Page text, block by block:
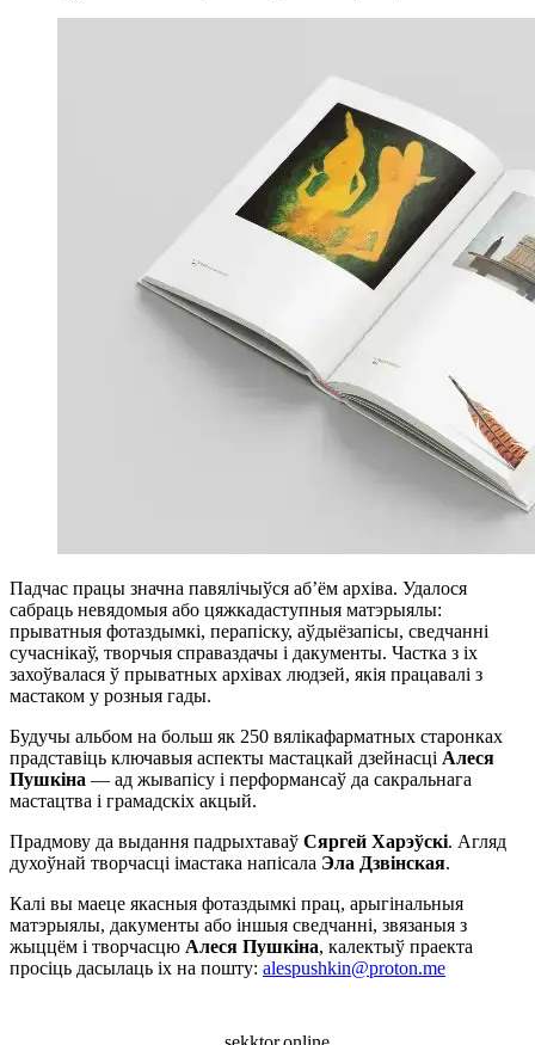
Падчас працы значна павялічыўся аб’ём архіва. Удалося
сабраць невядомыя або цяжкадаступныя матэрыялы:
прыватныя фотаздымкі, перапіску, аўдыёзапісы, сведчанні
сучаснікаў, творчыя справаздачы і дакументы. Частка з іх
захоўвалася ў прыватных архівах людзей, якія працавалі з
мастаком у розныя гады.
Будучы альбом на больш як 250 вялікафарматных старонках
прадставіць ключавыя аспекты мастацкай дзейнасці Алеся
Пушкіна — ад жывапісу і перформансаў да сакральнага
мастацтва і грамадскіх акцый.
Прадмову да выдання падрыхтаваў Сяргей Харэўскі. Агляд
духоўнай творчасці імастака напісала Эла Дзвінская.
Калі вы маеце якасныя фотаздымкі прац, арыгінальныя
матэрыялы, дакументы або іншыя сведчанні, звязаныя з
жыццём і творчасцю Алеся Пушкіна, калектыў праекта
просіць дасылаць іх на пошту: alespushkin@proton.me